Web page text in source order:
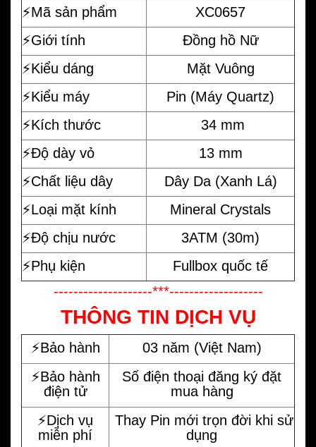
⚡️Mã sản phẩm
XC0657
⚡️Giới tính
Đồng hồ Nữ
⚡️Kiểu dáng
Mặt Vuông
⚡️Kiểu máy
Pin (Máy Quartz)
⚡️Kích thước
34 mm
⚡️Độ dày vỏ
13 mm
⚡️Chất liệu dây
Dây Da (Xanh Lá)
⚡️Loại mặt kính
Mineral Crystals
⚡️Độ chịu nước
3ATM (30m)
⚡️Phụ kiện
Fullbox quốc tế
--------------------***-------------------
THÔNG TIN DỊCH VỤ
⚡️Bảo hành
03 năm (Việt Nam)
⚡️Bảo hành
điện tử
Số điện thoại đăng ký đặt
mua hàng
⚡️Dịch vụ
miễn phí
Thay Pin mới trọn đời khi sử
dụng